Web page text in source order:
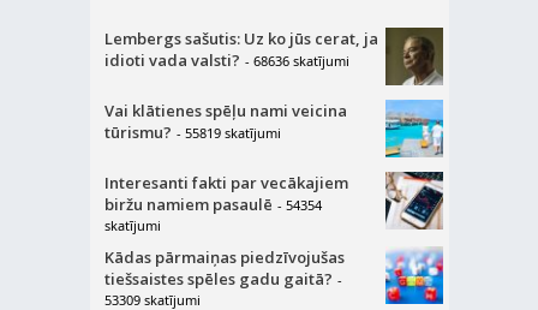
Lembergs sašutis: Uz ko jūs cerat, ja
idioti vada valsti? - 68636 skatījumi
Vai klātienes spēļu nami veicina
tūrismu? - 55819 skatījumi
Interesanti fakti par vecākajiem
biržu namiem pasaulē - 54354
skatījumi
Kādas pārmaiņas piedzīvojušas
tiešsaistes spēles gadu gaitā? -
53309 skatījumi